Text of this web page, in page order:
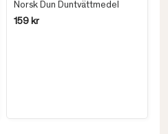
Norsk Dun Duntvättmedel
159 kr